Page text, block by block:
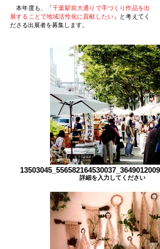
本年度も、「千葉駅前大通りで手づくり作品を出
展することで地域活性化に貢献したい 」と考えてく
ださる出展者を募集します。
詳細を入力してください